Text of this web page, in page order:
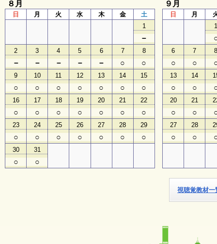
イ
ン
ン
い
ち
ょ
う
並
木
子
ど
も
向
け
８月
日 月 火 水 木 金
土
1
－
2
－
3
－
4
－
5
－
6
－
7
○
8
○
9
○
10
○
11
○
12
○
13
○
14
○
15
○
16
○
17
○
18
○
19
○
20
○
21
○
22
○
23
○
24
○
25
○
26
○
27
○
28
○
29
○
30
○
31
○
９月
日 月
6
○
7
○
13
○
14
○
20
○
21
○
27
○
28
○
視聴覚教材一